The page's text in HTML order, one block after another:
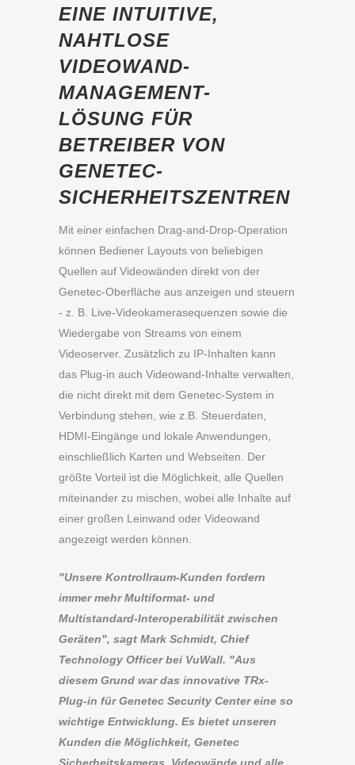
EINE INTUITIVE,
NAHTLOSE
VIDEOWAND-
MANAGEMENT-
LÖSUNG FÜR
BETREIBER VON
GENETEC-
SICHERHEITSZENTREN
Mit einer einfachen Drag-and-Drop-Operation
können Bediener Layouts von beliebigen
Quellen auf Videowänden direkt von der
Genetec-Oberfläche aus anzeigen und steuern
- z. B. Live-Videokamerasequenzen sowie die
Wiedergabe von Streams von einem
Videoserver. Zusätzlich zu IP-Inhalten kann
das Plug-in auch Videowand-Inhalte verwalten,
die nicht direkt mit dem Genetec-System in
Verbindung stehen, wie z.B. Steuerdaten,
HDMI-Eingänge und lokale Anwendungen,
einschließlich Karten und Webseiten. Der
größte Vorteil ist die Möglichkeit, alle Quellen
miteinander zu mischen, wobei alle Inhalte auf
einer großen Leinwand oder Videowand
angezeigt werden können.
"Unsere Kontrollraum-Kunden fordern
immer mehr Multiformat- und
Multistandard-Interoperabilität zwischen
Geräten", sagt Mark Schmidt, Chief
Technology Officer bei VuWall. "Aus
diesem Grund war das innovative TRx-
Plug-in für Genetec Security Center eine so
wichtige Entwicklung. Es bietet unseren
Kunden die Möglichkeit, Genetec
Sicherheitskameras, Videowände und alle